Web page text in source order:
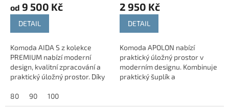
od 9 500 Kč
DETAIL
Komoda AIDA S z kolekce
PREMIUM nabízí moderní
design, kvalitní zpracování a
praktický úložný prostor. Díky
zapadne do ložnice, obývacího
pokoje i...
80 90 100
2 950 Kč
DETAIL
Komoda APOLON nabízí
praktický úložný prostor v
moderním designu. Kombinuje
praktický šuplík a
potřeby.